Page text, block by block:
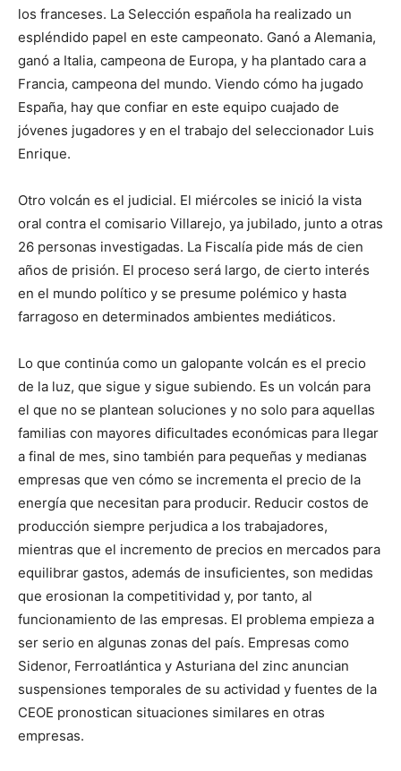
los franceses. La Selección española ha realizado un
espléndido papel en este campeonato. Ganó a Alemania,
ganó a Italia, campeona de Europa, y ha plantado cara a
Francia, campeona del mundo. Viendo cómo ha jugado
España, hay que confiar en este equipo cuajado de
jóvenes jugadores y en el trabajo del seleccionador Luis
Enrique.
Otro volcán es el judicial. El miércoles se inició la vista
oral contra el comisario Villarejo, ya jubilado, junto a otras
26 personas investigadas. La Fiscalía pide más de cien
años de prisión. El proceso será largo, de cierto interés
en el mundo político y se presume polémico y hasta
farragoso en determinados ambientes mediáticos.
Lo que continúa como un galopante volcán es el precio
de la luz, que sigue y sigue subiendo. Es un volcán para
el que no se plantean soluciones y no solo para aquellas
familias con mayores dificultades económicas para llegar
a final de mes, sino también para pequeñas y medianas
empresas que ven cómo se incrementa el precio de la
energía que necesitan para producir. Reducir costos de
producción siempre perjudica a los trabajadores,
mientras que el incremento de precios en mercados para
equilibrar gastos, además de insuficientes, son medidas
que erosionan la competitividad y, por tanto, al
funcionamiento de las empresas. El problema empieza a
ser serio en algunas zonas del país. Empresas como
Sidenor, Ferroatlántica y Asturiana del zinc anuncian
suspensiones temporales de su actividad y fuentes de la
CEOE pronostican situaciones similares en otras
empresas.